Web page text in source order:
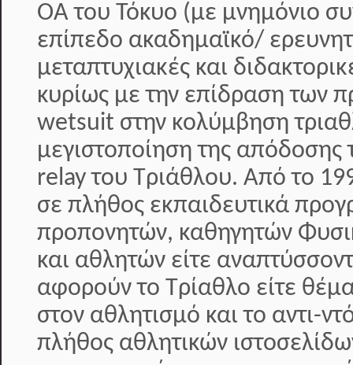
ΟΑ του Τόκυο (με μνημόνιο
επίπεδο ακαδημαϊκό/
μεταπτυχιακές και
κυρίως με την επίδραση των
wetsuit στην κολύμβηση
μεγιστοποίηση της
relay του Τριάθλου. Από το
σε πλήθος εκπαιδευτικά
προπονητών, καθηγητών
και αθλητών είτε
αφορούν το Τρίαθλο είτε
στον αθλητισμό και το αντι-
πλήθος αθλητικών